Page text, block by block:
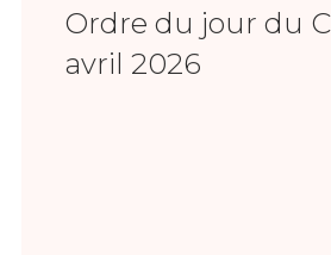
Ordre du jour du
avril 2026